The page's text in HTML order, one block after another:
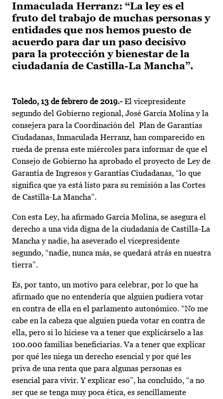
Inmaculada Herranz: “La ley es el
fruto del trabajo de muchas personas y
entidades que nos hemos puesto de
acuerdo para dar un paso decisivo
para la protección y bienestar de la
ciudadanía de Castilla-La Mancha”.
Toledo, 13 de febrero de 2019.- El vicepresidente
segundo del Gobierno regional, José García Molina y la
consejera para la Coordinación del Plan de Garantías
Ciudadanas, Inmaculada Herranz, han comparecido en
rueda de prensa este miércoles para informar de que el
Consejo de Gobierno ha aprobado el proyecto de Ley de
Garantía de Ingresos y Garantías Ciudadanas, “lo que
significa que ya está listo para su remisión a las Cortes
de Castilla-La Mancha”.
Con esta Ley, ha afirmado García Molina, se asegura el
derecho a una vida digna de la ciudadanía de Castilla-La
Mancha y nadie, ha aseverado el vicepresidente
segundo, “nadie, nunca más, se quedará atrás en nuestra
tierra”.
Es, por tanto, un motivo para celebrar, por lo que ha
afirmado que no entendería que alguien pudiera votar
en contra de ella en el parlamento autonómico. “No me
cabe en la cabeza que alguien pueda votar en contra de
ella, pero si lo hiciese va a tener que explicárselo a las
100.000 familias beneficiarias. Va a tener que explicar
por qué les niega un derecho esencial y por qué les
priva de una renta que para algunas personas es
esencial para vivir. Y explicar eso”, ha concluido, “a no
ser que se tenga muy poca ética, es sencillamente